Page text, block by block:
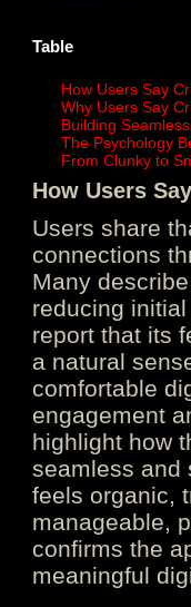
Table
How Users Say
Why Users Say
Building
The Psychology
From Clunky to
How Users
Users share
connections
Many
reducing
report that its
a natural
comfortable
engagement
highlight how
seamless and
feels organic,
manageable,
confirms the
meaningful